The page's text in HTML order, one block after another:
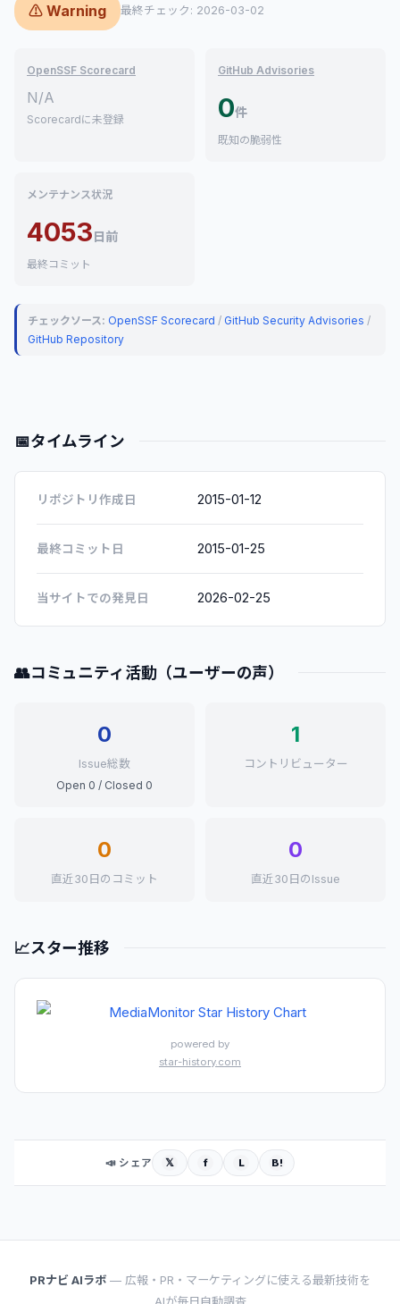
⚠ Warning 最終チェック: 2026-03-02
OpenSSF Scorecard
N/A
Scorecardに未登録
GitHub Advisories
0件
既知の脆弱性
メンテナンス状況
4053日前
最終コミット
チェックソース: OpenSSF Scorecard / GitHub Security Advisories /
GitHub Repository
📅タイムライン
リポジトリ作成日 2015-01-12
最終コミット日 2015-01-25
当サイトでの発見日 2026-02-25
👥コミュニティ活動（ユーザーの声）
0
Issue総数
Open 0 / Closed 0
1
コントリビューター
0
直近30日のコミット
0
直近30日のIssue
📈スター推移
powered by
star-history.com
📣 シェア 𝕏 f L B!
PRナビ AIラボ — 広報・PR・マーケティングに使える最新技術を